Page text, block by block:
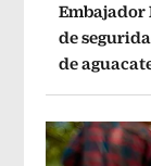
Embajador
de
de